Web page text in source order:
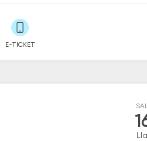
E-TICKET